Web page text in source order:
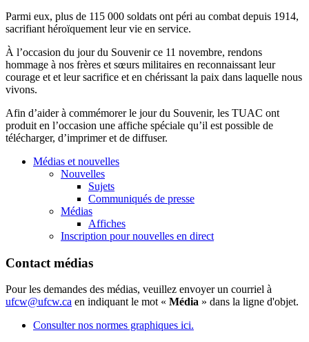
Parmi eux, plus de 115 000 soldats ont péri au combat depuis 1914,
sacrifiant héroïquement leur vie en service.
À l’occasion du jour du Souvenir ce 11 novembre, rendons
hommage à nos frères et sœurs militaires en reconnaissant leur
courage et et leur sacrifice et en chérissant la paix dans laquelle nous
vivons.
Afin d’aider à commémorer le jour du Souvenir, les TUAC ont
produit en l’occasion une affiche spéciale qu’il est possible de
télécharger, d’imprimer et de diffuser.
Médias et nouvelles
Nouvelles
Sujets
Communiqués de presse
Médias
Affiches
Inscription pour nouvelles en direct
Contact médias
Pour les demandes des médias, veuillez envoyer un courriel à
ufcw@ufcw.ca en indiquant le mot « Média » dans la ligne d'objet.
Consulter nos normes graphiques ici.